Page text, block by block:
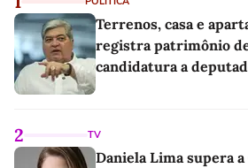
Terrenos, casa e
registra patrimônio
candidatura a
2 TV
Daniela Lima supera